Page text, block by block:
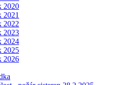
2020
2021
2022
2023
2024
2025
2026